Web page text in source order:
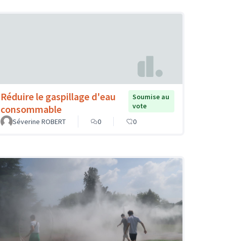
Réduire le gaspillage d'eau
consommable
Soumise au
vote
Séverine ROBERT
0 0